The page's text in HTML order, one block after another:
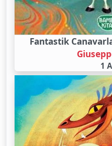
Fantastik
1